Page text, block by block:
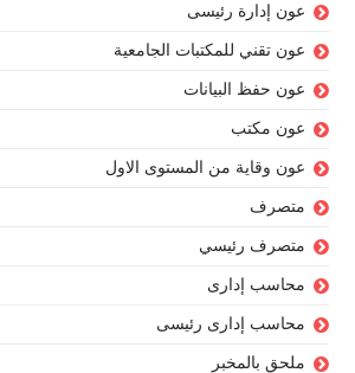
عون إدارة رئيسى
عون تقني للمكتبات الجامعية
عون حفظ البيانات
عون مكتب
عون وقاية من المستوى الاول
متصرف
متصرف رئيسي
محاسب إدارى
محاسب إدارى رئيسى
ملحق بالمخبر